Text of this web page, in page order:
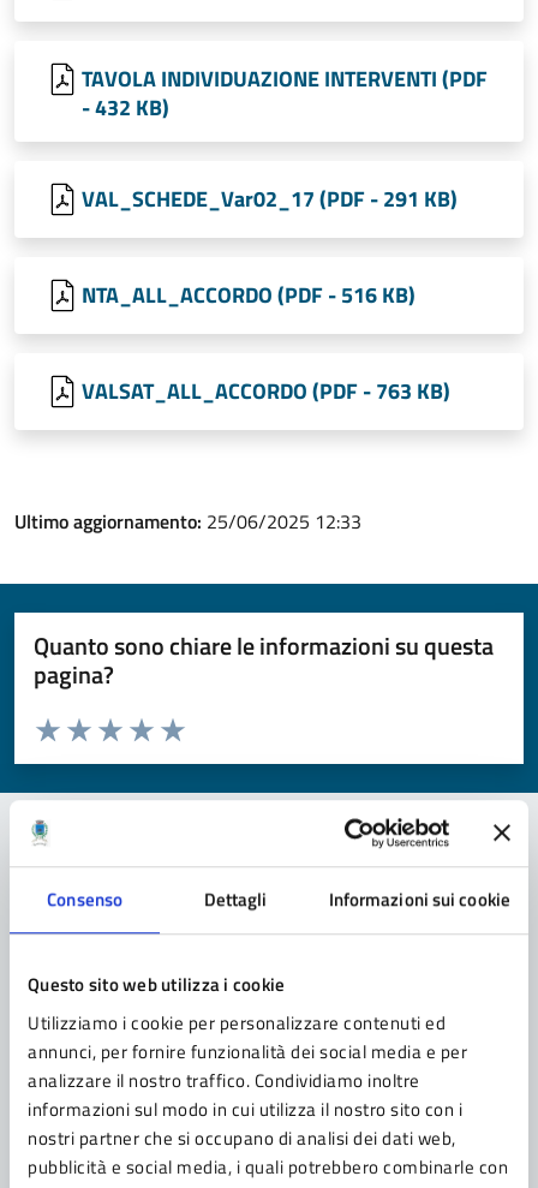
Consenso Dettagli Informazioni sui cookie
Questo sito web utilizza i cookie
Utilizziamo i cookie per personalizzare contenuti ed
annunci, per fornire funzionalità dei social media e per
analizzare il nostro traffico. Condividiamo inoltre
informazioni sul modo in cui utilizza il nostro sito con i
nostri partner che si occupano di analisi dei dati web,
pubblicità e social media, i quali potrebbero combinarle con
TAVOLA INDIVIDUAZIONE INTERVENTI (PDF
- 432 KB)
VAL_SCHEDE_Var02_17 (PDF - 291 KB)
NTA_ALL_ACCORDO (PDF - 516 KB)
VALSAT_ALL_ACCORDO (PDF - 763 KB)
Ultimo aggiornamento: 25/06/2025 12:33
Quanto sono chiare le informazioni su questa
pagina?
Valuta da 1 a 5 stelle la pagina
Valuta 5 stelle su 5
Valuta 4 stelle su 5
Valuta 3 stelle su 5
Valuta 2 stelle su 5
Valuta 1 stelle su 5
Contatta il comune
Leggi le domande frequenti
Richiedi assistenza
Prenota appuntamento
Problemi in città
Segnala disservizio